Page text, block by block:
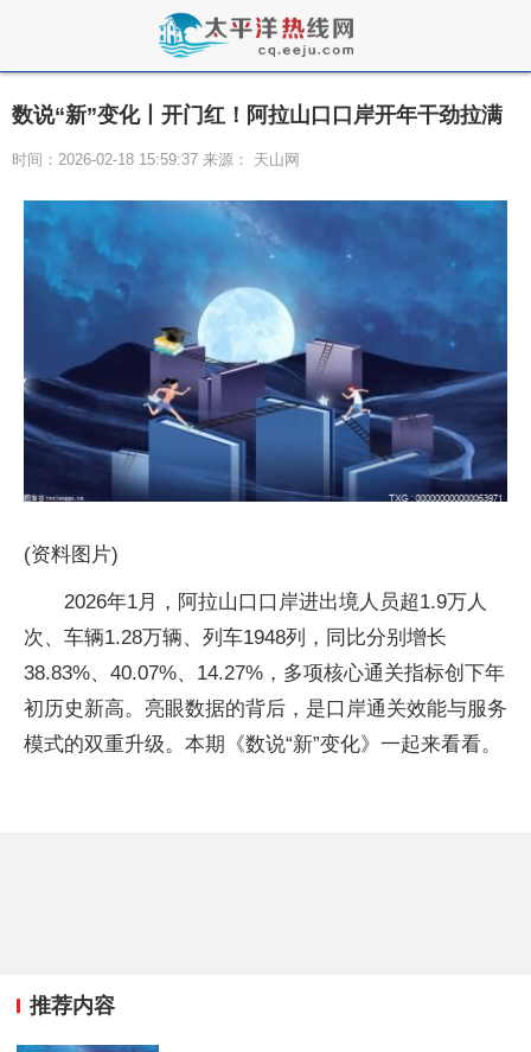
数说“新”变化丨开门红！阿拉山口口岸开年干劲拉满
时间：2026-02-18 15:59:37 来源： 天山网
(资料图片)
2026年1月，阿拉山口口岸进出境人员超1.9万人
次、车辆1.28万辆、列车1948列，同比分别增长
38.83%、40.07%、14.27%，多项核心通关指标创下年
初历史新高。亮眼数据的背后，是口岸通关效能与服务
模式的双重升级。本期《数说“新”变化》一起来看看。
推荐内容